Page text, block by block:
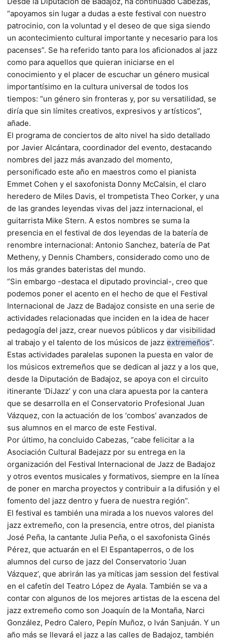
“apoyamos sin lugar a dudas a este festival con nuestro
patrocinio, con la voluntad y el deseo de que siga siendo
un acontecimiento cultural importante y necesario para los
pacenses”. Se ha referido tanto para los aficionados al jazz
como para aquellos que quieran iniciarse en el
conocimiento y el placer de escuchar un género musical
importantísimo en la cultura universal de todos los
tiempos: “un género sin fronteras y, por su versatilidad, se
diría que sin límites creativos, expresivos y artísticos”,
añade.
El programa de conciertos de alto nivel ha sido detallado
por Javier Alcántara, coordinador del evento, destacando
nombres del jazz más avanzado del momento,
personificado este año en maestros como el pianista
Emmet Cohen y el saxofonista Donny McCalsin, el claro
heredero de Miles Davis, el trompetista Theo Corker, y una
de las grandes leyendas vivas del jazz internacional, el
guitarrista Mike Stern. A estos nombres se suma la
presencia en el festival de dos leyendas de la batería de
renombre internacional: Antonio Sanchez, batería de Pat
Metheny, y Dennis Chambers, considerado como uno de
los más grandes bateristas del mundo.
“Sin embargo -destaca el diputado provincial-, creo que
podemos poner el acento en el hecho de que el Festival
Internacional de Jazz de Badajoz consiste en una serie de
actividades relacionadas que inciden en la idea de hacer
pedagogía del jazz, crear nuevos públicos y dar visibilidad
al trabajo y el talento de los músicos de jazz extremeños”.
Estas actividades paralelas suponen la puesta en valor de
los músicos extremeños que se dedican al jazz y a los que,
desde la Diputación de Badajoz, se apoya con el circuito
itinerante ‘DiJazz’ y con una clara apuesta por la cantera
que se desarrolla en el Conservatorio Profesional Juan
Vázquez, con la actuación de los ‘combos’ avanzados de
sus alumnos en el marco de este Festival.
Por último, ha concluido Cabezas, “cabe felicitar a la
Asociación Cultural Badejazz por su entrega en la
organización del Festival Internacional de Jazz de Badajoz
y otros eventos musicales y formativos, siempre en la línea
de poner en marcha proyectos y contribuir a la difusión y el
fomento del jazz dentro y fuera de nuestra región”.
El festival es también una mirada a los nuevos valores del
jazz extremeño, con la presencia, entre otros, del pianista
José Peña, la cantante Julia Peña, o el saxofonista Ginés
Pérez, que actuarán en el El Espantaperros, o de los
alumnos del curso de jazz del Conservatorio ‘Juan
Vázquez’, que abrirán las ya míticas jam session del festival
en el cafetín del Teatro López de Ayala. También se va a
contar con algunos de los mejores artistas de la escena del
jazz extremeño como son Joaquín de la Montaña, Narci
González, Pedro Calero, Pepín Muñoz, o Iván Sanjuán. Y un
año más se llevará el jazz a las calles de Badajoz, también